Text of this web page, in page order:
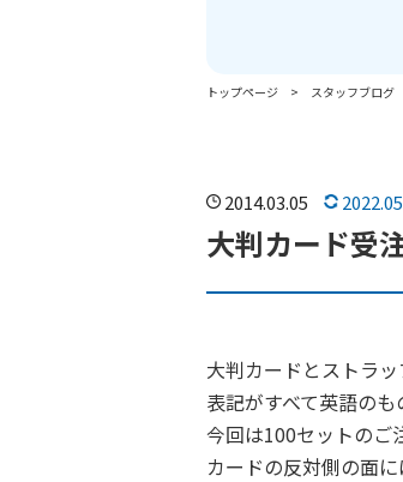
トップページ スタッフブログ
大判カード受
2014.03.05
大判カードとストラッ
表記がすべて英語のも
今回は100セットのご
カードの反対側の面